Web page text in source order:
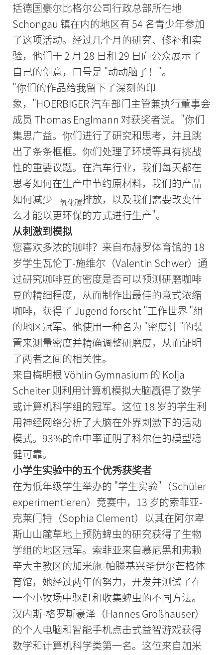
括德国豪尔比格尔公司行政总部所在地
Schongau 镇在内的地区有 54 名青少年参加
了这项活动。经过几个月的研究、修补和实
验，他们于 2 月 28 日和 29 日向公众展示了
自己的创意，口号是 "动动脑子！"。
"你们的作品给我留下了深刻的印
象，"HOERBIGER 汽车部门主管兼执行董事会
成员 Thomas Englmann 对获奖者说。"你们
集思广益。你们进行了研究和思考，并且跳
出了条条框框。你们处理了环境等具有挑战
性的重要议题。在汽车行业，我们每天都在
思考如何在生产中节约原材料，我们的产品
如何减少二氧化碳排放，以及我们需要改变什
么才能以更环保的方式进行生产"。
从刺激到模拟
您喜欢多浓的咖啡？来自布赫罗体育馆的 18
岁学生瓦伦丁-施维尔（Valentin Schwer）通
过研究咖啡豆的密度是否可以预测研磨咖啡
豆的精细程度，从而制作出最佳的意式浓缩
咖啡，获得了 Jugend forscht "工作世界 "组
的地区冠军。他使用一种名为 "密度计 "的装
置来测量密度并精确调整研磨度，从而证明
了两者之间的相关性。
来自梅明根 Vöhlin Gymnasium 的 Kolja
Scheiter 则利用计算机模拟大脑赢得了数学
或计算机科学组的冠军。这位 18 岁的学生利
用神经网络分析了大脑在外界刺激下的活动
模式。93%的命中率证明了科尔佳的模型稳
健可靠。
小学生实验中的五个优秀获奖者
在为低年级学生举办的 "学生实验"（Schüler
experimentieren）竞赛中，13 岁的索菲亚-
克莱门特（Sophia Clement）以其在阿尔卑
斯山山麓草地上预防蜱虫的研究获得了生物
学组的地区冠军。索菲亚来自慕尼黑和弗赖
辛大主教区的加米施-帕滕基兴圣伊尔芒格体
育馆，她经过两年的努力，开发并测试了在
一个小牧场中驱赶和收集蜱虫的不同方法。
汉内斯-格罗斯豪泽（Hannes Großhauser）
的个人电脑和智能手机点击式益智游戏获得
数学和计算机科学类第一名。这位来自加米